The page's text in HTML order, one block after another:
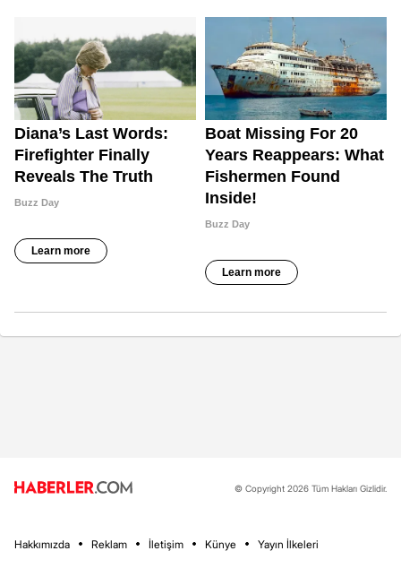
© Copyright 2026 Tüm Hakları Gizlidir.
Hakkımızda Reklam İletişim Künye Yayın İlkeleri